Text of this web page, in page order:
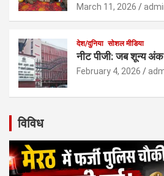
March 11, 2026
देश/दुनिया सोशल मीडिया
नीट पीजी: जब शून्य अंक
February 4, 2026
विविध